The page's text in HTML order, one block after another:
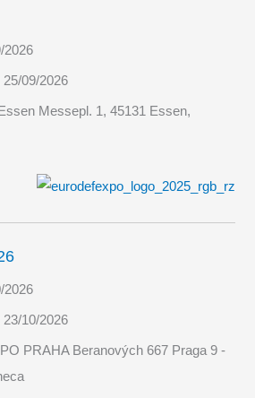
2026
25/09/2026
Messepl. 1, 45131 Essen,
2026
23/10/2026
PRAHA Beranových 667 Praga 9 -